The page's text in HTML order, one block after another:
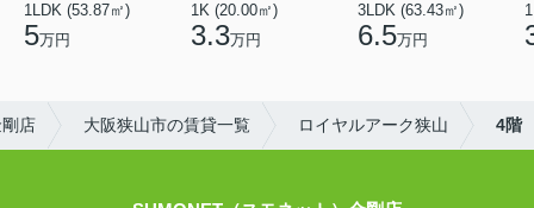
1LDK (53.87㎡)
5万円
1K (20.00㎡)
3.3万円
3LDK (63.43㎡)
6.5万円
店 大阪狭山市の賃貸一覧 ロイヤルアーク狭山 4階